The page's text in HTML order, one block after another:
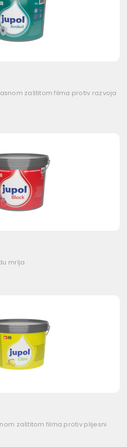
zaštitom filma protiv razvoja
mrlja
zaštitom filma protiv plijesni